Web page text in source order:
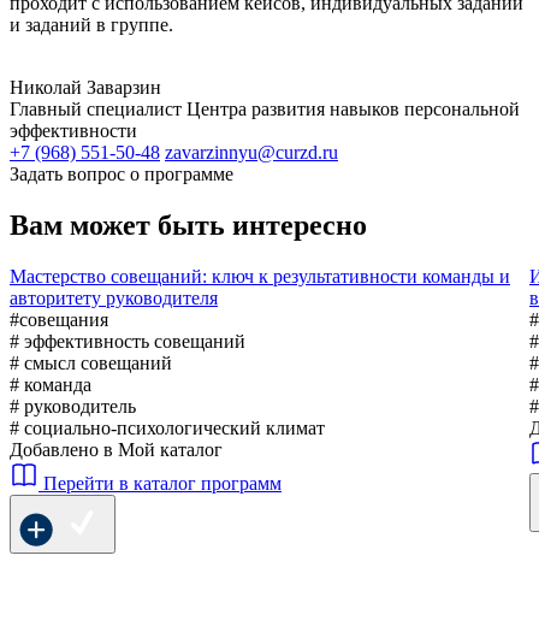
и заданий в группе.
Николай Заварзин
Главный специалист Центра развития навыков персональной
эффективности
+7 (968) 551-50-48 zavarzinnyu@curzd.ru
Задать вопрос о программе
Вам может быть интересно
Мастерство совещаний: ключ к результативности команды и
авторитету руководителя
#совещания
# эффективность совещаний
# смысл совещаний
# команда
# руководитель
# социально-психологический климат
Добавлено в Мой каталог
Перейти в каталог программ